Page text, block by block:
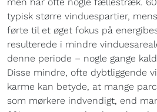
typisk større vinduespartier,
førte til et øget fokus på
resulterede i mindre
denne periode – nogle gange
Disse mindre, ofte dybtliggende
karme kan betyde, at mange
som mørkere indvendigt, end